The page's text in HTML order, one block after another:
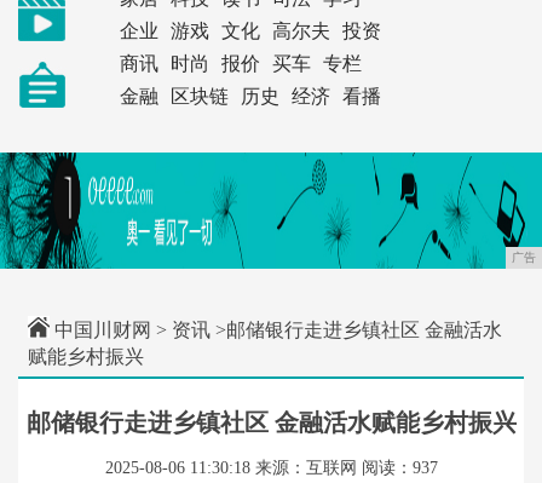
企业
游戏 文化 高尔夫
投资
商讯
时尚 报价 买车
专栏
金融
区块链 历史 经济 看播
广告
中国川财网 > 资讯 >邮储银行走进乡镇社区 金融活水
赋能乡村振兴
邮储银行走进乡镇社区 金融活水赋能乡村振兴
2025-08-06 11:30:18 来源：互联网 阅读：937